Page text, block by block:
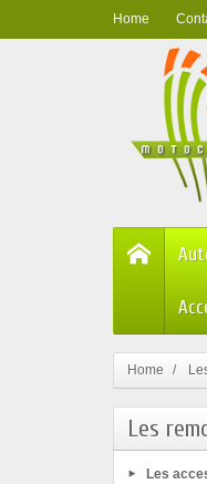
Home
Home
Les
Les